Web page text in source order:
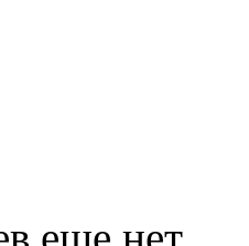
еще нет